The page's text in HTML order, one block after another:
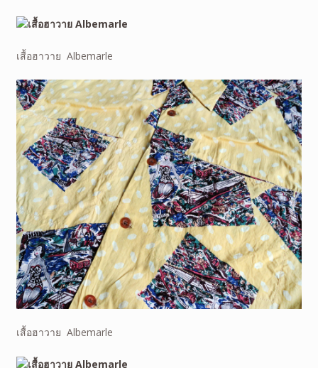
เสื้อฮาวาย Albemarle
เสื้อฮาวาย Albemarle